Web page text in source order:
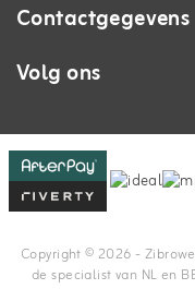
Contactgegevens
Volg ons
Copyright © 2026 -
de specialist van NL en